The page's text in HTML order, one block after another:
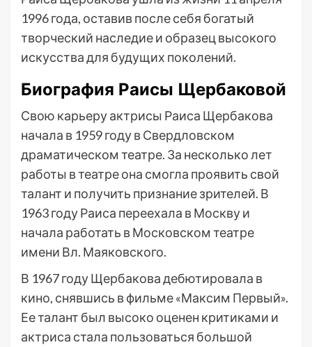
1996 года, оставив после себя богатый
творческий наследие и образец высокого
искусства для будущих поколений.
Биография Раисы Щербаковой
Свою карьеру актрисы Раиса Щербакова
начала в 1959 году в Свердловском
драматическом театре. За несколько лет
работы в театре она смогла проявить свой
талант и получить признание зрителей. В
1963 году Раиса переехала в Москву и
начала работать в Московском театре
имени Вл. Маяковского.
В 1967 году Щербакова дебютировала в
кино, снявшись в фильме «Максим Первый».
Ее талант был высоко оценен критиками и
актриса стала пользоваться большой